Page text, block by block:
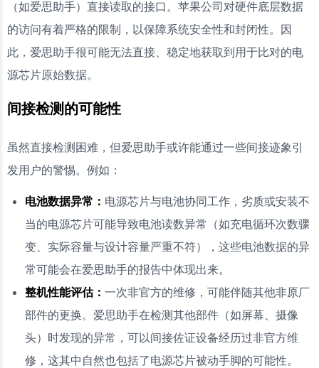
（如爱思助手）直接读取的接口。苹果公司对硬件底层数据
的访问有着严格的限制，以保障系统安全性和封闭性。因
此，爱思助手很可能无法直接、稳定地获取到用于比对的电
源芯片原始数据。
间接检测的可能性
虽然直接检测困难，但爱思助手或许能通过一些间接迹象引
发用户的警惕。例如：
电池数据异常： 电源芯片与电池协同工作，劣质或安装不
当的电源芯片可能导致电池读数异常（如充电循环次数骤
变、实际容量与设计容量严重不符），这些电池数据的异
常可能会在爱思助手的报告中体现出来。
整机性能评估： 一次非官方的维修，可能伴随其他非原厂
部件的更换。爱思助手在检测其他部件（如屏幕、摄像
头）时发现的异常，可以间接佐证设备经历过非官方维
修，这其中自然也包括了电源芯片被动手脚的可能性。